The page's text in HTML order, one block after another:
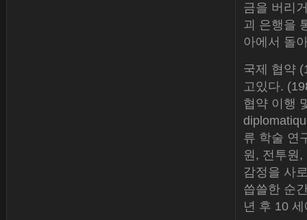
금을 버리
괴 은행을
아에서 돌
국제 협약
고있다.
협약 이행
류 학술 연
원, 전투원
감정을 사
씁쓸한 순
년 후 10